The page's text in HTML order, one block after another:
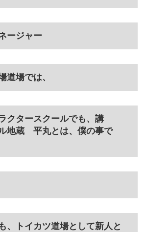
ージャー
道場では、
クタースクールでも、講
地蔵 平丸とは、僕の事で
、トイカツ道場として新人と